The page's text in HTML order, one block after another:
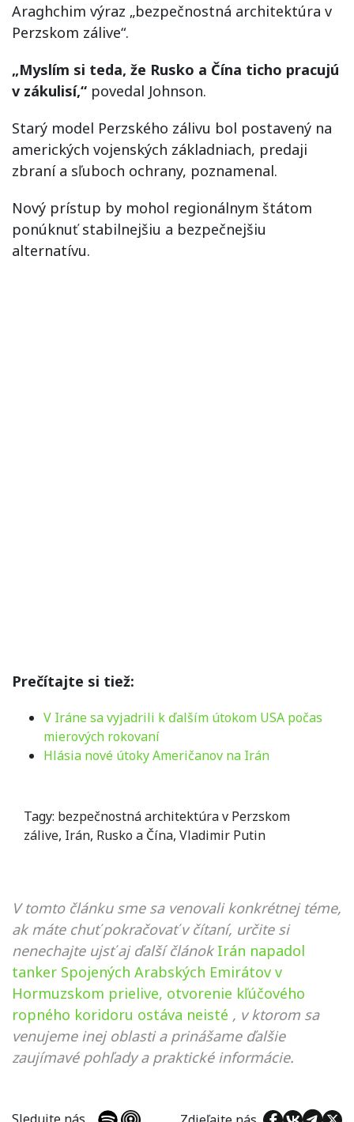
Araghchim výraz „bezpečnostná architektúra v
Perzskom zálive“.
„Myslím si teda, že Rusko a Čína ticho pracujú
v zákulisí,“ povedal Johnson.
Starý model Perzského zálivu bol postavený na
amerických vojenských základniach, predaji
zbraní a sľuboch ochrany, poznamenal.
Nový prístup by mohol regionálnym štátom
ponúknuť stabilnejšiu a bezpečnejšiu
alternatívu.
Prečítajte si tiež:
V Iráne sa vyjadrili k ďalším útokom USA počas
mierových rokovaní
Hlásia nové útoky Američanov na Irán
Tagy: bezpečnostná architektúra v Perzskom
zálive, Irán, Rusko a Čína, Vladimir Putin
V tomto článku sme sa venovali konkrétnej téme,
ak máte chuť pokračovať v čítaní, určite si
nenechajte ujsť aj ďalší článok Irán napadol
tanker Spojených Arabských Emirátov v
Hormuzskom prielive, otvorenie kľúčového
ropného koridoru ostáva neisté , v ktorom sa
venujeme inej oblasti a prinášame ďalšie
zaujímavé pohľady a praktické informácie.